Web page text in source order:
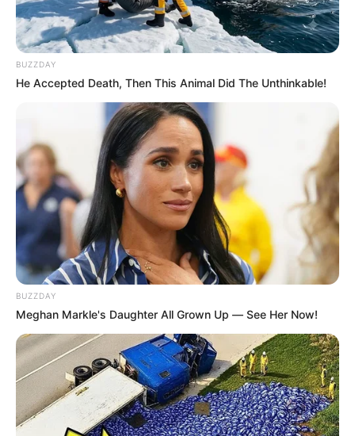
Según testigos un joven visiblemente golpeado fue
sacado esposado por parte de un equipo de paramédicos
de una estación de Policía, quienes proceden asubirlo a
una ambulancia para trasladarlo al hospital de la
localidad.
BUZZDAY
He Accepted Death, Then This Animal Did The Unthinkable!
BUZZDAY
Meghan Markle's Daughter All Grown Up — See Her Now!